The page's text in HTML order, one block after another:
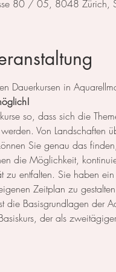
80 / 05, 8048 Zürich,
Dauerkursen in
so, dass sich die
Von Landschaften
Sie genau das
die Möglichkeit,
zu entfalten. Sie haben
Zeitplan zu
die Basisgrundlagen der
der als